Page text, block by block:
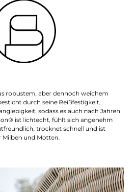
robustem, aber dennoch weichem
durch seine Reißfestigkeit,
sodass es auch nach Jahren
ist lichtecht, fühlt sich angenehm
trocknet schnell und ist
und Motten.